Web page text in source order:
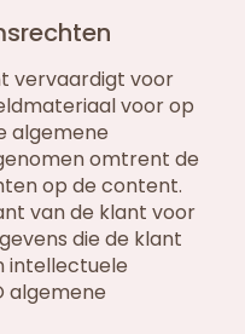
vervaardigt voor
voor op
algemene
omtrent de
op de content.
van de klant voor
die de klant
intellectuele
algemene